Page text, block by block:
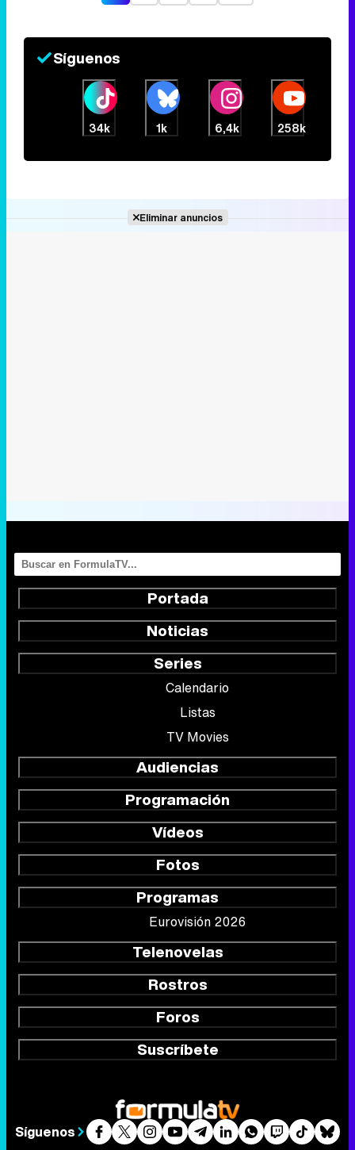
Síguenos
34k 1k 6,4k 258k
Eliminar anuncios
Portada
Noticias
Series
Calendario
Listas
TV Movies
Audiencias
Programación
Vídeos
Fotos
Programas
Eurovisión 2026
Telenovelas
Rostros
Foros
Suscríbete
Síguenos